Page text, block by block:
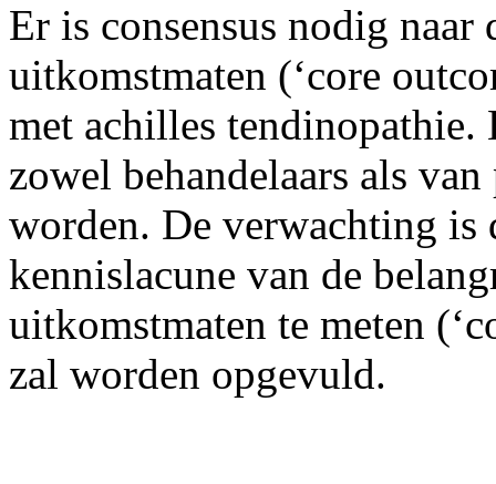
Er is consensus nodig naar
uitkomstmaten (‘core
met achilles
zowel behandelaars als
worden. De verwachting is
kennislacune van de
uitkomstmaten te meten
zal worden opgevuld.